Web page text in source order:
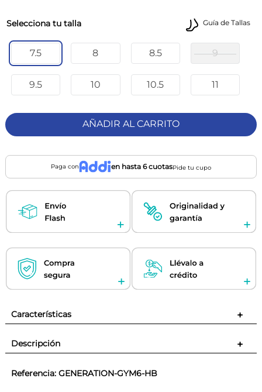
Guía de Tallas
talla
10 10.5 11
7.5 8 8.5 9
9.5
AÑADIR AL CARRITO
Paga con en hasta 6 cuotasPide tu cupo
Características +
Descripción +
Referencia: GENERATION-GYM6-HB